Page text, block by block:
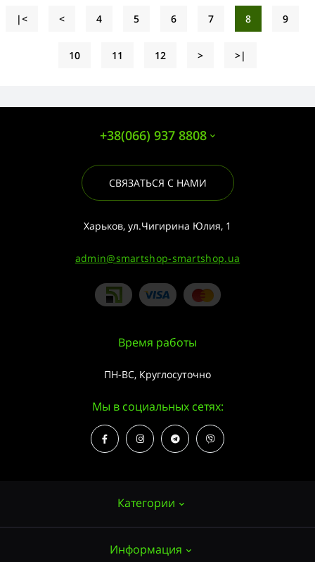
|< < 4 5 6 7 8 9
10 11 12 > >|
+38(066) 937 8808
СВЯЗАТЬСЯ С НАМИ
Харьков, ул.Чигирина Юлия, 1
admin@smartshop-smartshop.ua
Категории
Информация
Время работы
ПН-ВС, Круглосуточно
Мы в социальных сетях: